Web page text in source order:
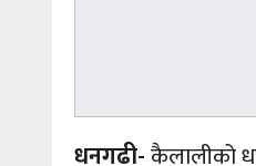
धनगढी-कैलालीको